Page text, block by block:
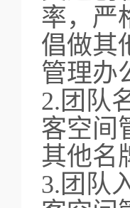
率，严
倡做其
管理办
2.团队
客空间
其他名
3.团队